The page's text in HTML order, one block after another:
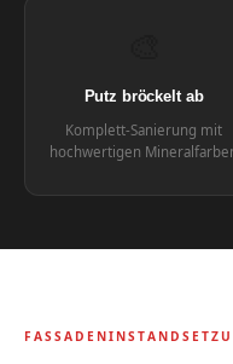
Putz bröckelt ab
Komplett-Sanierung mit
hochwertigen